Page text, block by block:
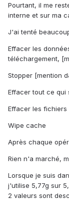
Pourtant, il me
interne et sur ma
J'ai tenté
Effacer les
téléchargement,
Stopper [mention
Effacer tout ce qui
Effacer les
Wipe cache
Après chaque
Rien n'a marché,
Lorsque je suis
j'utilise 5,77g sur
2 valeurs sont